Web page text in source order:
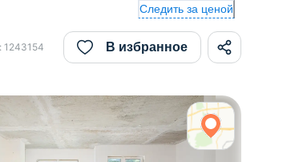
Следить за ценой
1243154 В избранное